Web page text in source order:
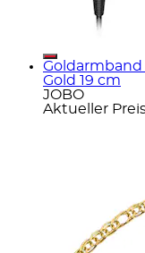
Goldarmband
Gold 19 cm
JOBO
Aktueller